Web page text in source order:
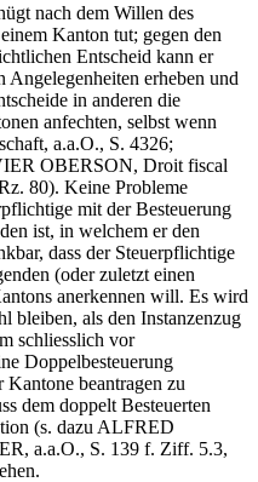
nach dem Willen des
Kanton tut; gegen den
Entscheid kann er
erheben und
in anderen die
anfechten, selbst wenn
a.a.O., S. 4326;
OBERSON, Droit fiscal
80). Keine Probleme
mit der Besteuerung
ist, in welchem er den
dass der Steuerpflichtige
(oder zuletzt einen
anerkennen will. Es wird
bleiben, als den Instanzenzug
schliesslich vor
Doppelbesteuerung
beantragen zu
dem doppelt Besteuerten
(s. dazu ALFRED
a.a.O., S. 139 f. Ziff. 5.3,